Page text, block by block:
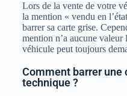
Lors de la vente de votre
la mention « vendu en
barrer sa carte grise.
mention n’a aucune valeur
véhicule peut toujours
Comment barrer une
technique ?